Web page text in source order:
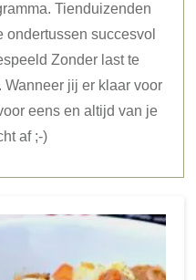
Tienduizenden
succesvol
Zonder last te
Wanneer jij er klaar voor
eens en altijd van je
af ;-)